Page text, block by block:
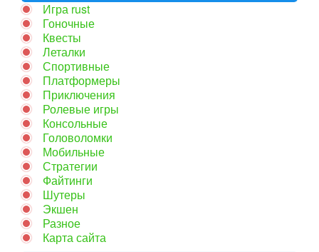
Игра rust
Гоночные
Квесты
Леталки
Спортивные
Платформеры
Приключения
Ролевые игры
Консольные
Головоломки
Мобильные
Стратегии
Файтинги
Шутеры
Экшен
Разное
Карта сайта